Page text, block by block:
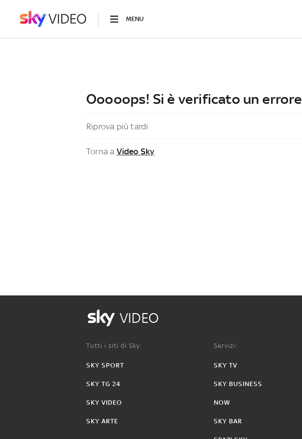
MENU
Ooooops! Si è verificato un errore
Riprova più tardi
Torna a Video Sky
VIDEO
Tutti i siti di Sky:
SKY SPORT
SKY TG 24
SKY VIDEO
SKY ARTE
Servizi:
SKY TV
SKY BUSINESS
NOW
SKY BAR